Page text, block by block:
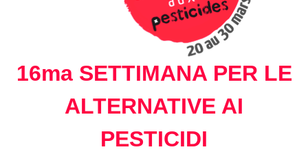
16ma SETTIMANA PER LE
ALTERNATIVE AI
PESTICIDI